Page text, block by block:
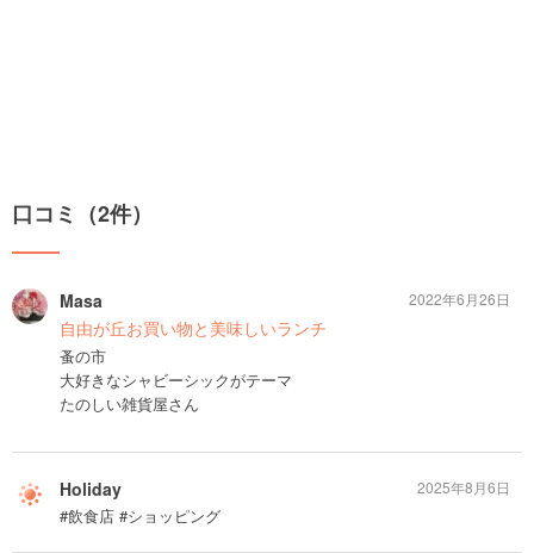
口コミ（2件）
Masa
自由が丘お買い物と美味しいランチ
蚤の市
大好きなシャビーシックがテーマ
たのしい雑貨屋さん
2022年6月26日
Holiday
#飲食店 #ショッピング
2025年8月6日